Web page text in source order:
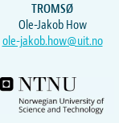
TROMSØ
Ole-Jakob How
ole-jakob.how@uit.no